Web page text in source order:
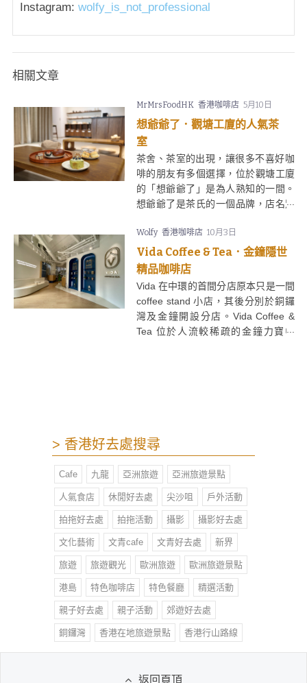
Instagram: wolfy_is_not_professional
相關文章
MrMrsFoodHK 香港咖啡店 5月10日
想爺爺了．觀塘工廈的人氣茶
室
茶舍、茶室的出現，讓很多不喜好咖
啡的朋友有多個選擇，位於觀塘工廈
的「想爺爺了」是為人熟知的一間。
想爺爺了是茶氏的一個品牌，店名別
境、多款現泡茶、本地小店的烘焙產
品深受喜愛。
Wolfy 香港咖啡店 10月3日
Vida Coffee & Tea．金鐘隱世
精品咖啡店
Vida 在中環的首間分店原本只是一間
coffee stand 小店，其後分別於銅鑼
灣及金鐘開設分店。Vida Coffee &
Tea 位於人流較稀疏的金鐘力寶中
> 香港好去處搜尋
Cafe 九龍 亞洲旅遊 亞洲旅遊景點
人氣食店 休閒好去處 尖沙咀 戶外活動
拍拖好去處 拍拖活動 攝影 攝影好去處
文化藝術 文青cafe 文青好去處 新界
旅遊 旅遊觀光 歐洲旅遊 歐洲旅遊景點
港島 特色咖啡店 特色餐廳 精選活動
親子好去處 親子活動 郊遊好去處
銅鑼灣 香港在地旅遊景點 香港行山路線
返回頁頂